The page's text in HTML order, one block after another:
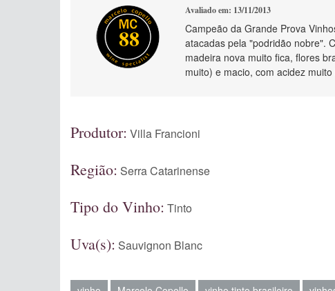
88
Avaliado em: 13/11/2013
Campeão da Grande Prova
atacadas pela "podridão nobre".
madeira nova muito fica, flores
muito) e macio, com acidez
Produtor: Villa Francioni
Região: Serra Catarinense
Tipo do Vinho: Tinto
Uva(s): Sauvignon Blanc